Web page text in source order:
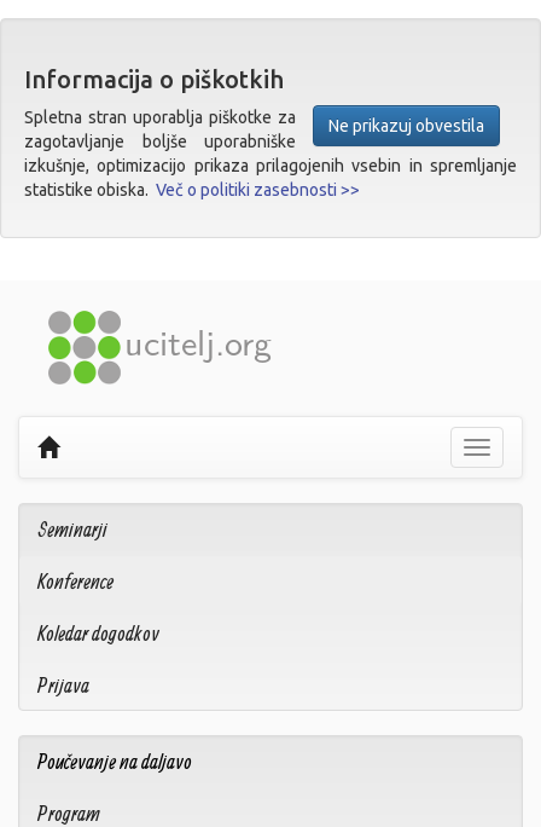
Informacija o piškotkih
Ne prikazuj obvestila
Spletna stran uporablja piškotke za
zagotavljanje boljše uporabniške
izkušnje, optimizacijo prikaza prilagojenih vsebin in spremljanje
statistike obiska. Več o politiki zasebnosti >>
Prikaži
Seminarji
Konference
Koledar dogodkov
Prijava
Poučevanje na daljavo
Program